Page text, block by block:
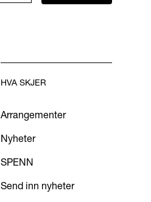
HVA SKJER
Arrangementer
Nyheter
SPENN
Send inn nyheter